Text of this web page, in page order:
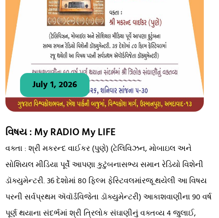
July 1, 2026
વિષય : My RADIO My LIFE
વક્તા : શ્રી મકરન્દ વાઈકર (પુણે) (ટેલિવિઝન, મોબાઇલ અને
સોશિયલ મીડિયા પૂર્વે આપણા કુટુંબનાસભ્ય સમાન રેડિયો વિશેની
ડૉક્યુમેન્ટરી. 36 દેશોમાં 80 ફિલ્મ ફેસ્ટિવલમાંરજૂ થયેલી આ વિષય
પરની સર્વપ્રથમ ઍવૉર્ડવિજેતા ડૉક્યુમેન્ટરી) આકાશવાણીના 90 વર્ષ
પૂર્ણ થયાના સંદર્ભમાં શ્રી ત્રિલોક સંઘાણીનું વક્તવ્ય 4 જુલાઈ,